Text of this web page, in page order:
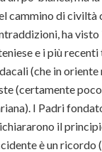
cammino di civiltà
ha visto
e i più
(che in oriente
(certamente
I Padri
il
è un ricordo